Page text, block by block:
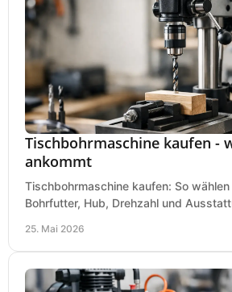
Tischbohrmaschine kaufen -
ankommt
Tischbohrmaschine kaufen: So
Bohrfutter, Hub, Drehzahl und
25. Mai 2026